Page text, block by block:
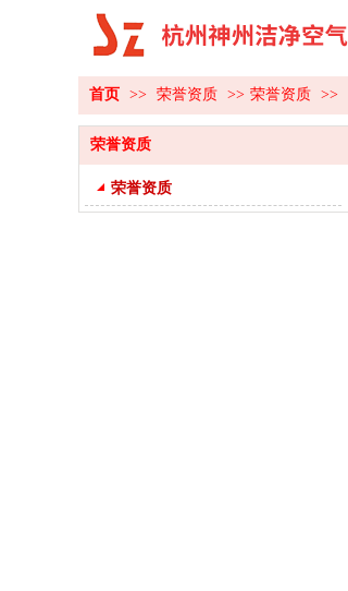
首页 >> 荣誉资质 >> 荣誉资质 >>
荣誉资质
荣誉资质